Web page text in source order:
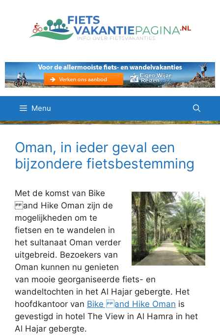
Menu
Oman, in ieder geval een
bijzondere fietsbestemming
Met de komst van Bike
and Hike Oman zijn de
mogelijkheden om te
fietsen en te wandelen in
het sultanaat Oman verder
uitgebreid. Bezoekers van
Oman kunnen nu genieten
van mooie georganiseerde fiets- en
wandeltochten in het Al Hajar gebergte. Het
hoofdkantoor van Bike and Hike Oman is
gevestigd in hotel The View in Al Hamra in het
Al Hajar gebergte.